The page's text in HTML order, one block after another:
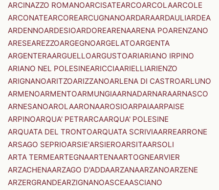
ARCINAZZO ROMANOARCISATEARCOARCOLAARCOLE
ARCONATEARCOREARCUGNANOARDARAARDAULIARDEA
ARDENNOARDESIOARDOREARENAARENA POARENZANO
ARESEAREZZOARGEGNOARGELATOARGENTA
ARGENTERAARGUELLOARGUSTOARIARIANO IRPINO
ARIANO NEL POLESINEARICCIAARIELLIARIENZO
ARIGNANOARITZOARIZZANOARLENA DI CASTROARLUNO
ARMENOARMENTOARMUNGIAARNADARNARAARNASCO
ARNESANOAROLAARONAAROSIOARPAIAARPAISE
ARPINOARQUA' PETRARCAARQUA' POLESINE
ARQUATA DEL TRONTOARQUATA SCRIVIAARREARRONE
ARSAGO SEPRIOARSIE'ARSIEROARSITAARSOLI
ARTA TERMEARTEGNAARTENAARTOGNEARVIER
ARZACHENAARZAGO D'ADDAARZANAARZANOARZENE
ARZERGRANDEARZIGNANOASCEAASCIANO